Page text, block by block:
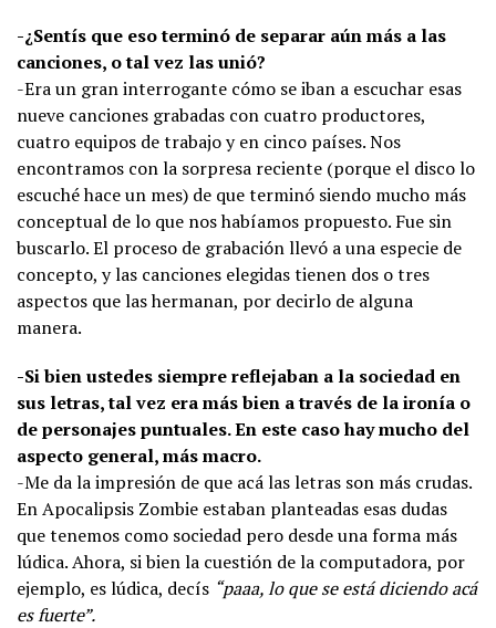
-¿Sentís que eso terminó de separar aún más a las
canciones, o tal vez las unió?
-Era un gran interrogante cómo se iban a escuchar esas
nueve canciones grabadas con cuatro productores,
cuatro equipos de trabajo y en cinco países. Nos
encontramos con la sorpresa reciente (porque el disco lo
escuché hace un mes) de que terminó siendo mucho más
conceptual de lo que nos habíamos propuesto. Fue sin
buscarlo. El proceso de grabación llevó a una especie de
concepto, y las canciones elegidas tienen dos o tres
aspectos que las hermanan, por decirlo de alguna
manera.
-Si bien ustedes siempre reflejaban a la sociedad en
sus letras, tal vez era más bien a través de la ironía o
de personajes puntuales. En este caso hay mucho del
aspecto general, más macro.
-Me da la impresión de que acá las letras son más crudas.
En Apocalipsis Zombie estaban planteadas esas dudas
que tenemos como sociedad pero desde una forma más
lúdica. Ahora, si bien la cuestión de la computadora, por
ejemplo, es lúdica, decís “paaa, lo que se está diciendo acá
es fuerte”.